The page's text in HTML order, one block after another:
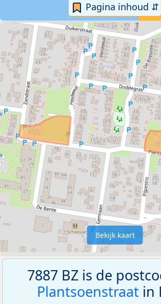
Pagina inhoud ⇵
Bekijk kaart
7887 BZ is de
Plantsoenstraatin